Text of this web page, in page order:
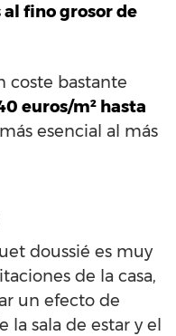
fino grosor de
coste bastante
euros/m² hasta
esencial al más
doussié es muy
de la casa,
un efecto de
la sala de estar y el